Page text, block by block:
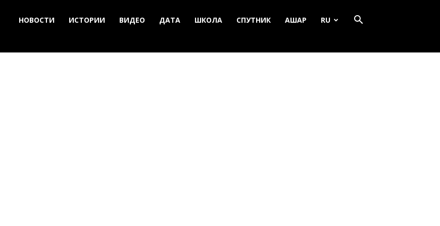
НОВОСТИ ИСТОРИИ ВИДЕО ДАТА ШКОЛА СПУТНИК АШАР RU